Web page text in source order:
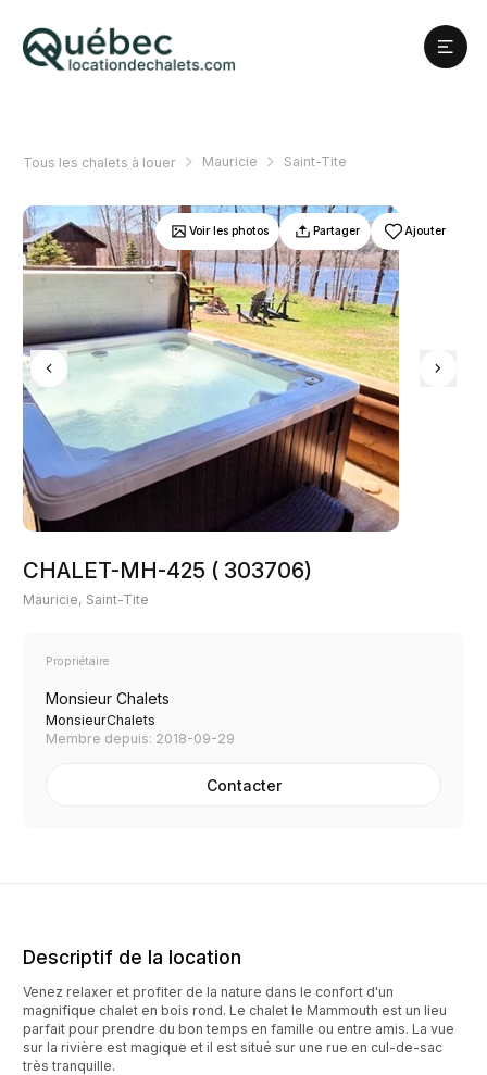
Tous les chalets à louer Mauricie Saint-Tite
CHALET-MH-425 ( 303706)
Mauricie, Saint-Tite
Propriétaire
Monsieur Chalets
MonsieurChalets
Membre depuis: 2018-09-29
Contacter
Voir les photos Partager Ajouter
Descriptif de la location
Venez relaxer et profiter de la nature dans le confort d'un
magnifique chalet en bois rond. Le chalet le Mammouth est un lieu
parfait pour prendre du bon temps en famille ou entre amis. La vue
sur la rivière est magique et il est situé sur une rue en cul-de-sac
très tranquille.